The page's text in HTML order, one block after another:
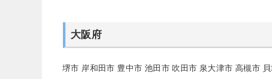
大阪府
堺市 岸和田市 豊中市 池田市 吹田市 泉大津市 高槻市